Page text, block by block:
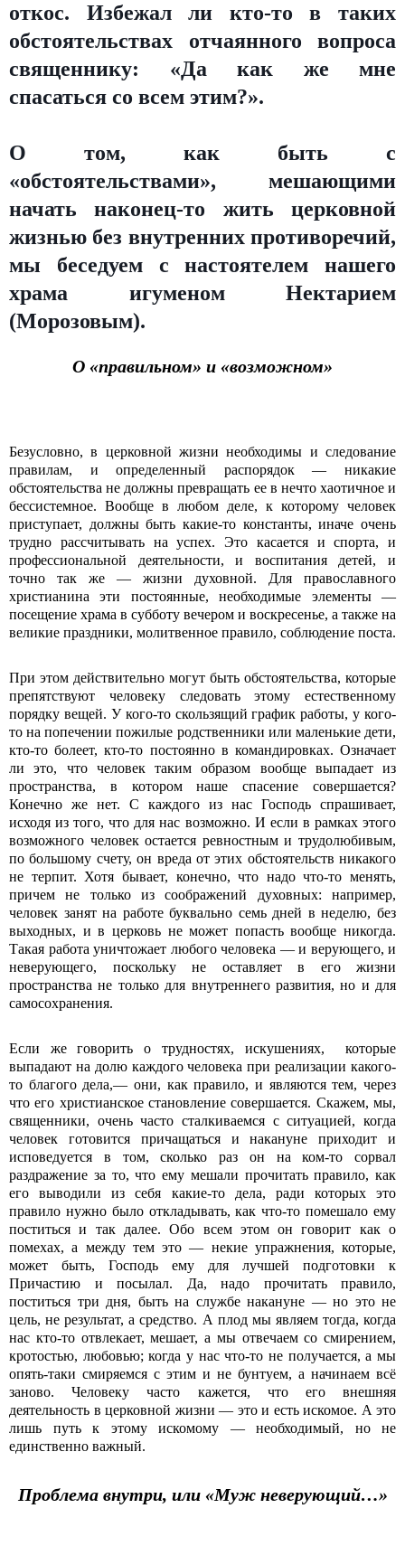
откос. Избежал ли кто-то в таких
обстоятельствах отчаянного вопроса
священнику: «Да как же мне
спасаться со всем этим?».
О том, как быть с
«обстоятельствами», мешающими
начать наконец-то жить церковной
жизнью без внутренних противоречий,
мы беседуем с настоятелем нашего
храма игуменом Нектарием
(Морозовым).
О «правильном» и «возможном»
Безусловно, в церковной жизни необходимы и следование
правилам, и определенный распорядок — никакие
обстоятельства не должны превращать ее в нечто хаотичное и
бессистемное. Вообще в любом деле, к которому человек
приступает, должны быть какие-то константы, иначе очень
трудно рассчитывать на успех. Это касается и спорта, и
профессиональной деятельности, и воспитания детей, и
точно так же — жизни духовной. Для православного
христианина эти постоянные, необходимые элементы —
посещение храма в субботу вечером и воскресенье, а также на
великие праздники, молитвенное правило, соблюдение поста.
При этом действительно могут быть обстоятельства, которые
препятствуют человеку следовать этому естественному
порядку вещей. У кого-то скользящий график работы, у кого-
то на попечении пожилые родственники или маленькие дети,
кто-то болеет, кто-то постоянно в командировках. Означает
ли это, что человек таким образом вообще выпадает из
пространства, в котором наше спасение совершается?
Конечно же нет. С каждого из нас Господь спрашивает,
исходя из того, что для нас возможно. И если в рамках этого
возможного человек остается ревностным и трудолюбивым,
по большому счету, он вреда от этих обстоятельств никакого
не терпит. Хотя бывает, конечно, что надо что-то менять,
причем не только из соображений духовных: например,
человек занят на работе буквально семь дней в неделю, без
выходных, и в церковь не может попасть вообще никогда.
Такая работа уничтожает любого человека — и верующего, и
неверующего, поскольку не оставляет в его жизни
пространства не только для внутреннего развития, но и для
самосохранения.
Если же говорить о трудностях, искушениях, которые
выпадают на долю каждого человека при реализации какого-
то благого дела,— они, как правило, и являются тем, через
что его христианское становление совершается. Скажем, мы,
священники, очень часто сталкиваемся с ситуацией, когда
человек готовится причащаться и накануне приходит и
исповедуется в том, сколько раз он на ком-то сорвал
раздражение за то, что ему мешали прочитать правило, как
его выводили из себя какие-то дела, ради которых это
правило нужно было откладывать, как что-то помешало ему
поститься и так далее. Обо всем этом он говорит как о
помехах, а между тем это — некие упражнения, которые,
может быть, Господь ему для лучшей подготовки к
Причастию и посылал. Да, надо прочитать правило,
поститься три дня, быть на службе накануне — но это не
цель, не результат, а средство. А плод мы являем тогда, когда
нас кто-то отвлекает, мешает, а мы отвечаем со смирением,
кротостью, любовью; когда у нас что-то не получается, а мы
опять-таки смиряемся с этим и не бунтуем, а начинаем всё
заново. Человеку часто кажется, что его внешняя
деятельность в церковной жизни — это и есть искомое. А это
лишь путь к этому искомому — необходимый, но не
единственно важный.
Проблема внутри, или «Муж неверующий…»